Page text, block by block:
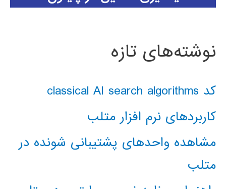
نوشته‌های تازه
کد classical AI search algorithms
کاربردهای نرم افزار متلب
مشاهده واحدهای پشتیبانی شونده در
متلب